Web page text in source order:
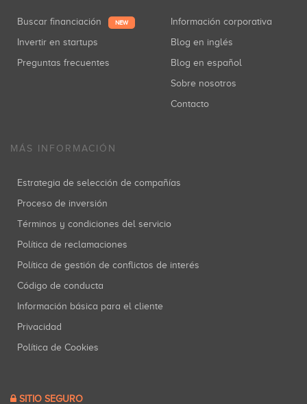
Buscar financiación NEW
Invertir en startups
Preguntas frecuentes
Información corporativa
Blog en inglés
Blog en español
Sobre nosotros
Contacto
MÁS INFORMACIÓN
Estrategia de selección de compañías
Proceso de inversión
Términos y condiciones del servicio
Política de reclamaciones
Política de gestión de conflictos de interés
Código de conducta
Información básica para el cliente
Privacidad
Política de Cookies
SITIO SEGURO